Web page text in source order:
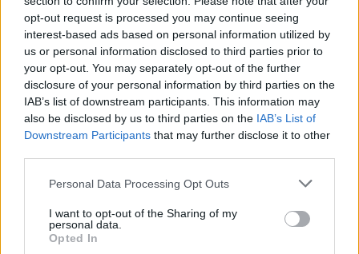
opt-out request is processed you may continue seeing
interest-based ads based on personal information utilized by
us or personal information disclosed to third parties prior to
your opt-out. You may separately opt-out of the further
disclosure of your personal information by third parties on the
IAB’s list of downstream participants. This information may
also be disclosed by us to third parties on the IAB’s List of
Downstream Participants that may further disclose it to other
Please note that this website/app uses one or more Google
not limited to your visit or usage behaviour. You may click to
grant or deny consent to Google and its third-party tags to
use your data for below specified purposes in below Google
Personal Data Processing Opt Outs
I want to opt-out of the Sharing of my
personal data.
Opted In
Continua a leggere
INVESTIMENTI